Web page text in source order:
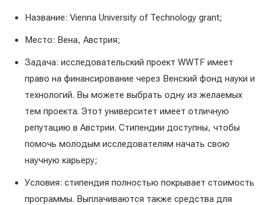
Название: Vienna University of Technology grant;
Место: Вена, Австрия;
Задача: исследовательский проект WWTF имеет
право на финансирование через Венский фонд науки и
технологий. Вы можете выбрать одну из желаемых
тем проекта. Этот университет имеет отличную
репутацию в Австрии. Стипендии доступны, чтобы
помочь молодым исследователям начать свою
научную карьеру;
Условия: стипендия полностью покрывает стоимость
программы. Выплачиваются также средства для